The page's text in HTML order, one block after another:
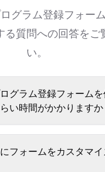
グラム登録フォー
る質問への回答をご
い。
グラム登録フォーム
い時間がかかりますか
フォームをカスタマ